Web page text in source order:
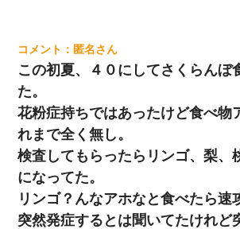
匿名
この初夏、４０にしてさくらんぼ
た。
花粉症持ちではあったけど食べ物
れまで全く無し。
検査してもらったらリンゴ、梨、
になってた。
リンゴ？んなアホなと食べたら速
突然発症するとは聞いてたけれど